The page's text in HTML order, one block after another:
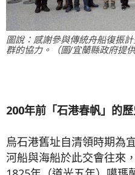
圖說：感謝參與傳統舟船復振
群的協力。（圖/宜蘭縣政府提供
200年前「石港春帆」的
烏石港舊址自清領時期為
河船與海船於此交會往來